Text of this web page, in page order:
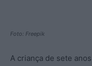
Foto: Freepik
A criança de sete